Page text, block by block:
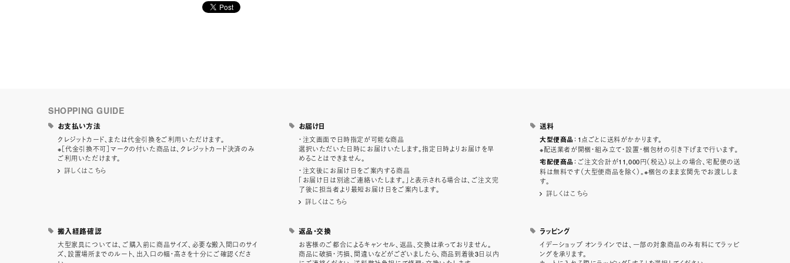
SHOPPING GUIDE
お支払い方法
クレジットカード、または代金引換をご利用いただけます。
※［代金引換不可］マークの付いた商品は、クレジットカード決済のみ
ご利用いただけます。
詳しくはこちら
お届け日
・注文画面で日時指定が可能な商品
選択いただいた日時にお届けいたします。指定日時よりお届けを早
めることはできません。
・注文後にお届け日をご案内する商品
「お届け日は別途ご連絡いたします。」と表示される場合は、ご注文完
了後に担当者より最短お届け日をご案内します。
詳しくはこちら
送料
大型便商品 ：1点ごとに送料がかかります。
※配送業者が開梱・組み立て・設置・梱包材の引き下げまで行います。
宅配便商品 ：ご注文合計が11,000円（税込）以上の場合、宅配便の送
料は無料です（大型便商品を除く）。※梱包のまま玄関先でお渡ししま
す。
詳しくはこちら
搬入経路確認
大型家具については、ご購入前に商品サイズ、必要な搬入間口のサイ
ズ、設置場所までのルート、出入口の幅・高さを十分にご確認くださ
返品・交換
お客様のご都合によるキャンセル、返品、交換は承っておりません。
商品に破損・汚損、間違いなどがございましたら、商品到着後3日以内
ラッピング
イデーショップ オンラインでは、一部の対象商品のみ有料にてラッピ
ングを承ります。